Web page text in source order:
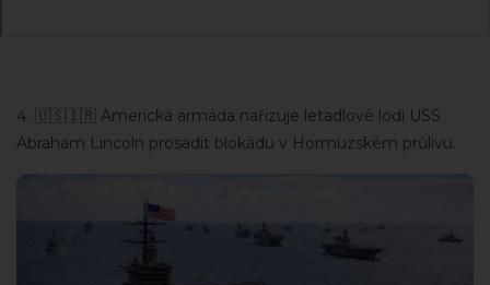
🇺🇸🇮🇷 Americká armáda nařizuje letadlové lodi USS
Abraham Lincoln prosadit blokádu v Hormuzském průlivu.